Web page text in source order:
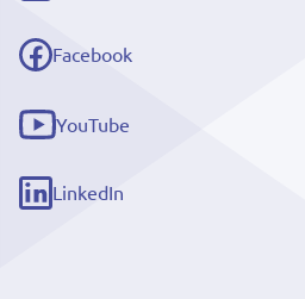
link)
Facebook
(externe
link)
YouTube
(externe
link)
LinkedIn
(externe